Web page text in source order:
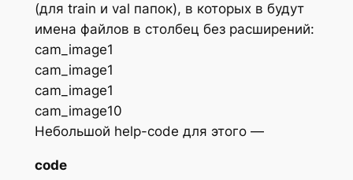
(для train и val папок), в которых в будут
имена файлов в столбец без расширений:
cam_image1
cam_image1
cam_image1
cam_image10
Небольшой help-code для этого —
code